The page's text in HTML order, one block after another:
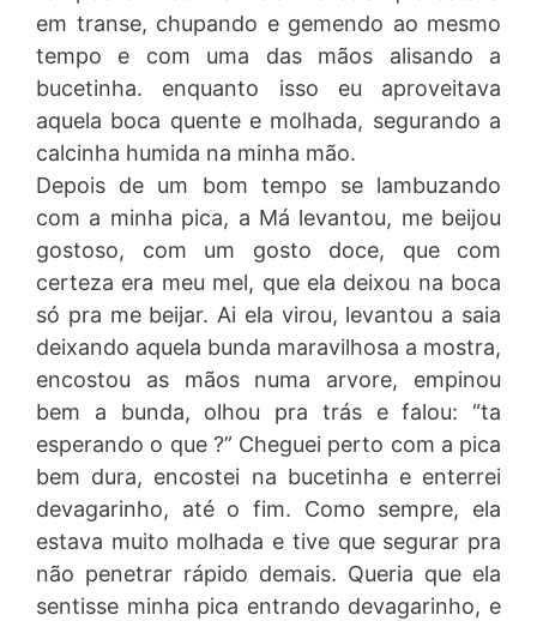
em transe, chupando e gemendo ao mesmo
tempo e com uma das mãos alisando a
bucetinha. enquanto isso eu aproveitava
aquela boca quente e molhada, segurando a
calcinha humida na minha mão.
Depois de um bom tempo se lambuzando
com a minha pica, a Má levantou, me beijou
gostoso, com um gosto doce, que com
certeza era meu mel, que ela deixou na boca
só pra me beijar. Ai ela virou, levantou a saia
deixando aquela bunda maravilhosa a mostra,
encostou as mãos numa arvore, empinou
bem a bunda, olhou pra trás e falou: “ta
esperando o que ?” Cheguei perto com a pica
bem dura, encostei na bucetinha e enterrei
devagarinho, até o fim. Como sempre, ela
estava muito molhada e tive que segurar pra
não penetrar rápido demais. Queria que ela
sentisse minha pica entrando devagarinho, e